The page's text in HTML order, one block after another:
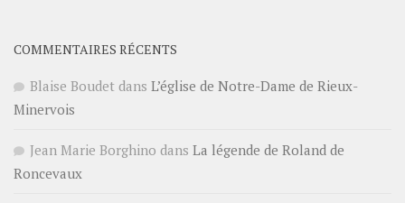
COMMENTAIRES RÉCENTS
Blaise Boudet dans L’église de Notre-Dame de Rieux-
Minervois
Jean Marie Borghino dans La légende de Roland de
Roncevaux